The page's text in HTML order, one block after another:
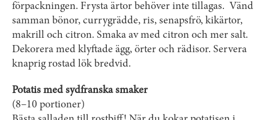
förpackningen. Frysta ärtor behöver inte tillagas. Vänd
samman bönor, currygrädde, ris, senapsfrö, kikärtor,
makrill och citron. Smaka av med citron och mer salt.
Dekorera med klyftade ägg, örter och rädisor. Servera
knaprig rostad lök bredvid.
Potatis med sydfranska smaker
(8–10 portioner)